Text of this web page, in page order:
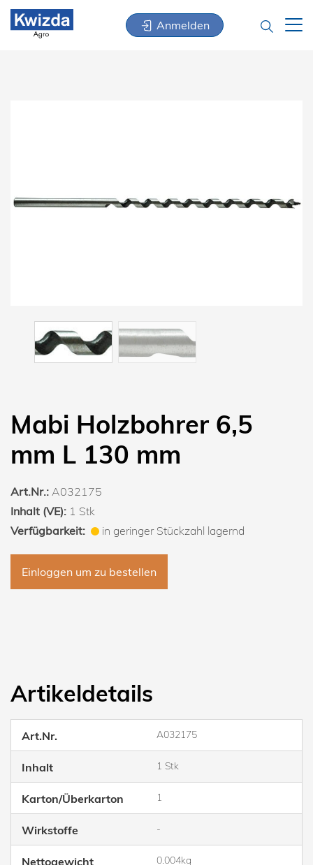
Anmelden
Mabi Holzbohrer 6,5
mm L 130 mm
Art.Nr.: A032175
Inhalt (VE): 1 Stk
Verfügbarkeit:
in geringer Stückzahl lagernd
Einloggen um zu bestellen
Artikeldetails
Art.Nr. A032175
Inhalt 1 Stk
Karton/Überkarton 1
Wirkstoffe -
Nettogewicht 0.004kg